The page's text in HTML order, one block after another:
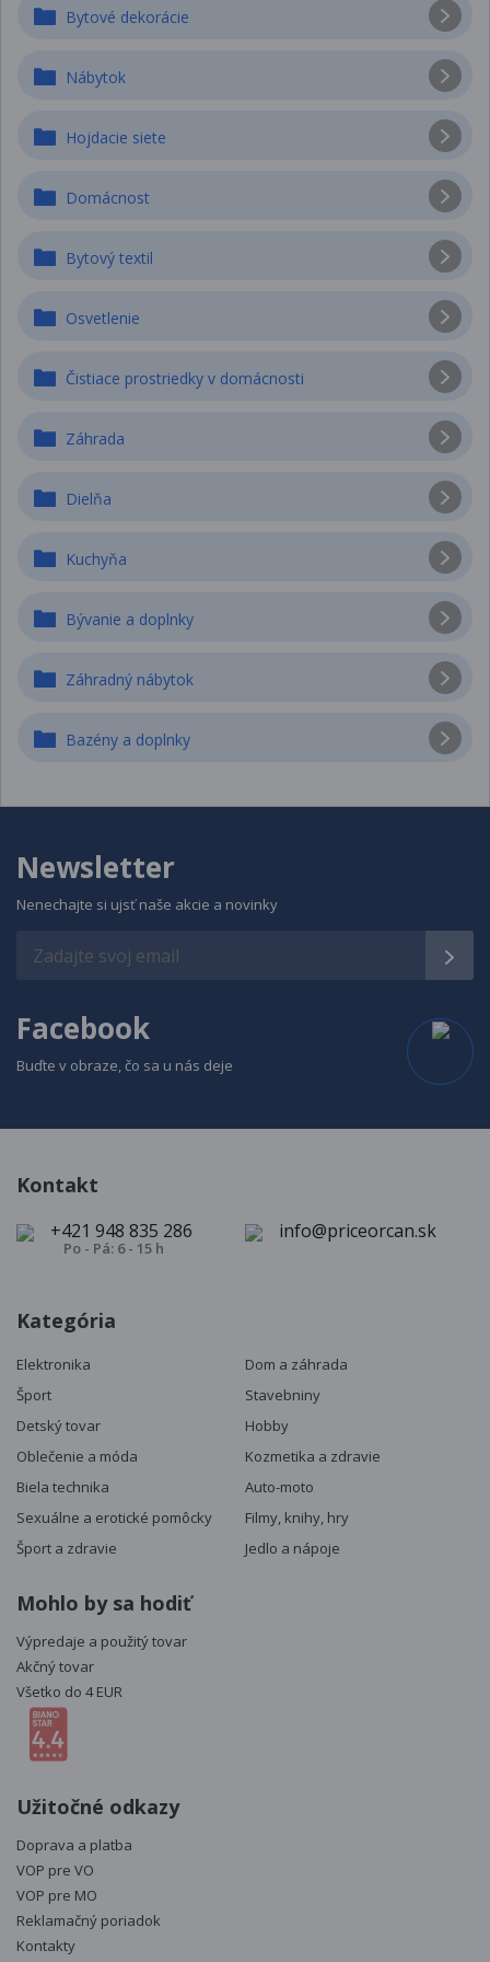
Bytové dekorácie
Nábytok
Hojdacie siete
Domácnost
Bytový textil
Osvetlenie
Čistiace prostriedky v domácnosti
Záhrada
Dielňa
Kuchyňa
Bývanie a doplnky
Záhradný nábytok
Bazény a doplnky
Newsletter
Nenechajte si ujsť naše akcie a novinky
Facebook
Buďte v obraze, čo sa u nás deje
Kontakt
+421 948 835 286
Po - Pá: 6 - 15 h
info@priceorcan.sk
Kategória
Elektronika
Dom a záhrada
Šport
Stavebniny
Detský tovar
Hobby
Oblečenie a móda
Kozmetika a zdravie
Biela technika
Auto-moto
Sexuálne a erotické pomôcky
Filmy, knihy, hry
Šport a zdravie
Jedlo a nápoje
Mohlo by sa hodiť
Výpredaje a použitý tovar
Akčný tovar
Všetko do 4 EUR
Užitočné odkazy
Doprava a platba
VOP pre VO
VOP pre MO
Reklamačný poriadok
Kontakty